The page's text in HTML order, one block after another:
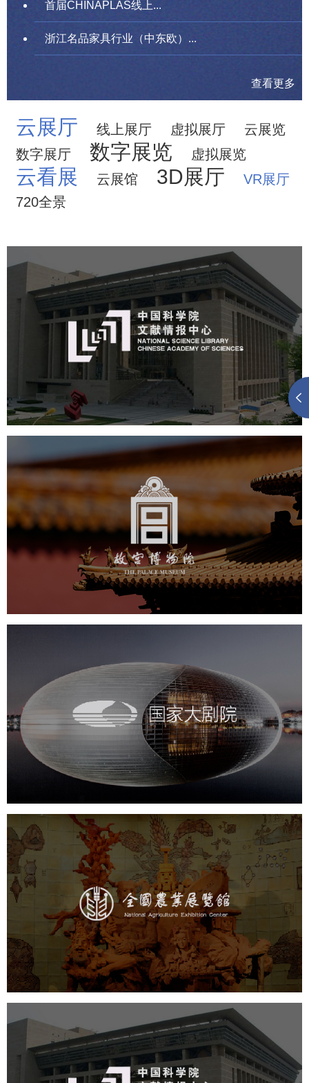
首届CHINAPLAS线上...
浙江名品家具行业（中东欧）...
查看更多
云展厅 线上展厅 虚拟展厅
云展览
数字展厅
数字展览 虚拟展览
云看展 云展馆 3D展厅
VR展厅
720全景
中国科学院文献情报中心
网站建设
数字博物馆建设
展厅空间设计
产品展厅设计
故宫博物院
文化艺术 博物馆 智慧博物馆
博物馆网站建设
景区网站建设
文创商城 万能专题 网站代运营
国家大剧院
文化艺术 剧院 智慧展馆 展馆网站建设
农业展览馆
文化艺术 展馆网站建设
博物馆展厅设计
数字博物馆建设
展厅空间设计
企业展厅设计
公司展厅设计
北京展厅设计 产品展厅设计
中国科学院文献情报中心